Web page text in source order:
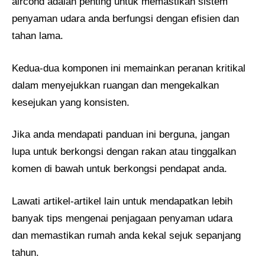
penyaman udara anda berfungsi dengan efisien dan
tahan lama.
Kedua-dua komponen ini memainkan peranan kritikal
dalam menyejukkan ruangan dan mengekalkan
kesejukan yang konsisten.
Jika anda mendapati panduan ini berguna, jangan
lupa untuk berkongsi dengan rakan atau tinggalkan
komen di bawah untuk berkongsi pendapat anda.
Lawati artikel-artikel lain untuk mendapatkan lebih
banyak tips mengenai penjagaan penyaman udara
dan memastikan rumah anda kekal sejuk sepanjang
tahun.